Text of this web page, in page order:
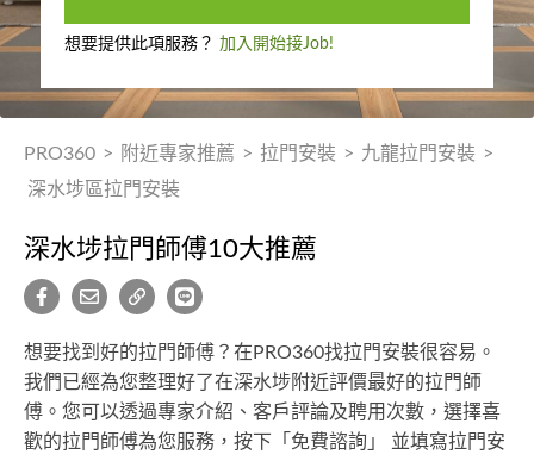
想要提供此項服務？ 加入開始接Job!
PRO360 > 附近專家推薦 > 拉門安裝 > 九龍拉門安裝 >
深水埗區拉門安裝
深水埗拉門師傅10大推薦
想要找到好的拉門師傅？在PRO360找拉門安裝很容易。
我們已經為您整理好了在深水埗附近評價最好的拉門師
傅。您可以透過專家介紹、客戶評論及聘用次數，選擇喜
歡的拉門師傅為您服務，按下「免費諮詢」 並填寫拉門安